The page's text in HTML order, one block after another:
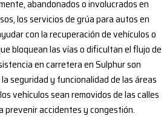
abandonados o involucrados en
los servicios de grúa para autos en
con la recuperación de vehículos o
bloquean las vías o dificultan el flujo de
en carretera en Sulphur son
seguridad y funcionalidad de las áreas
vehículos sean removidos de las calles
prevenir accidentes y congestión.